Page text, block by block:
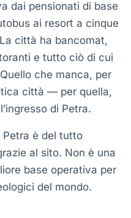
dai pensionati di base
ai resort a cinque
città ha bancomat,
e tutto ciò di cui
che manca, per
città — per quella,
di Petra.
Petra è del tutto
al sito. Non è una
base operativa per
del mondo.